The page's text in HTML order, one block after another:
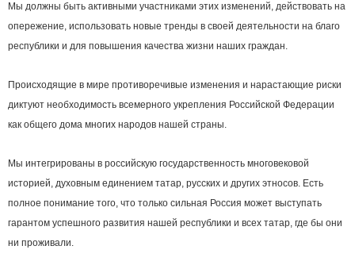
Мы должны быть активными участниками этих изменений, действовать на
опережение, использовать новые тренды в своей деятельности на благо
республики и для повышения качества жизни наших граждан.
Происходящие в мире противоречивые изменения и нарастающие риски
диктуют необходимость всемерного укрепления Российской Федерации
как общего дома многих народов нашей страны.
Мы интегрированы в российскую государственность многовековой
историей, духовным единением татар, русских и других этносов. Есть
полное понимание того, что только сильная Россия может выступать
гарантом успешного развития нашей республики и всех татар, где бы они
ни проживали.